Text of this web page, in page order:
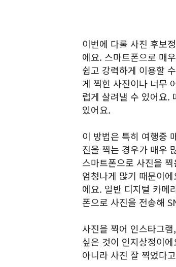
이번에 다룰 사진 후보
에요. 스마트폰으로 매
쉽고 강력하게 이용할
게 찍힌 사진이나 너무
럽게 살려낼 수 있어요.
있어요.
이 방법은 특히 여행중
진을 찍는 경우가 매우
스마트폰으로 사진을
엄청나게 많기 때문이
에요. 일반 디지털 카메
폰으로 사진을 전송해
사진을 찍어 인스타그
싶은 것이 인지상정이
아니라 사진 잘 찍었다